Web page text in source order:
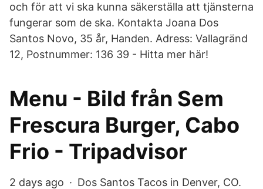
och för att vi ska kunna säkerställa att tjänsterna
fungerar som de ska. Kontakta Joana Dos
Santos Novo, 35 år, Handen. Adress: Vallagränd
12, Postnummer: 136 39 - Hitta mer här!
Menu - Bild från Sem
Frescura Burger, Cabo
Frio - Tripadvisor
2 days ago · Dos Santos Tacos in Denver, CO.